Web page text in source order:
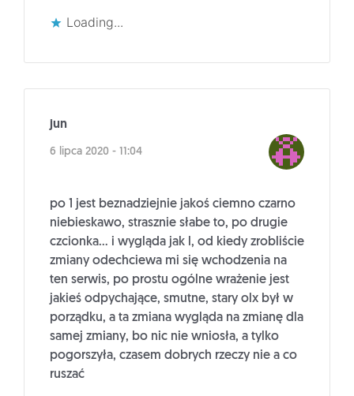
Loading...
jun
6 lipca 2020 - 11:04
po 1 jest beznadziejnie jakoś ciemno czarno
niebieskawo, strasznie słabe to, po drugie
czcionka… i wygląda jak l, od kiedy zrobliście
zmiany odechciewa mi się wchodzenia na
ten serwis, po prostu ogólne wrażenie jest
jakieś odpychające, smutne, stary olx był w
porządku, a ta zmiana wygląda na zmianę dla
samej zmiany, bo nic nie wniosła, a tylko
pogorszyła, czasem dobrych rzeczy nie a co
ruszać